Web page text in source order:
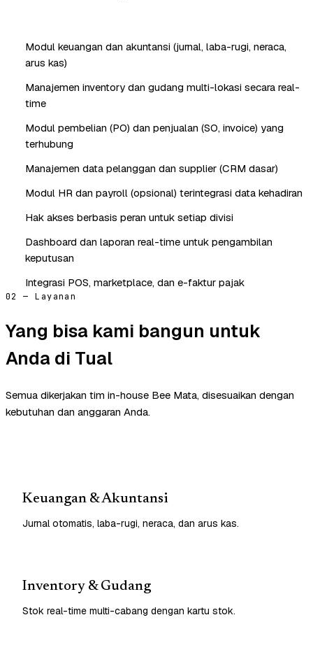
Modul keuangan dan akuntansi (jurnal, laba-rugi, neraca,
arus kas)
Manajemen inventory dan gudang multi-lokasi secara real-
time
Modul pembelian (PO) dan penjualan (SO, invoice) yang
terhubung
Manajemen data pelanggan dan supplier (CRM dasar)
Modul HR dan payroll (opsional) terintegrasi data kehadiran
Hak akses berbasis peran untuk setiap divisi
Dashboard dan laporan real-time untuk pengambilan
keputusan
Integrasi POS, marketplace, dan e-faktur pajak
02 — Layanan
Yang bisa kami bangun untuk
Anda di Tual
Semua dikerjakan tim in-house Bee Mata, disesuaikan dengan
kebutuhan dan anggaran Anda.
Keuangan & Akuntansi
Jurnal otomatis, laba-rugi, neraca, dan arus kas.
Inventory & Gudang
Stok real-time multi-cabang dengan kartu stok.